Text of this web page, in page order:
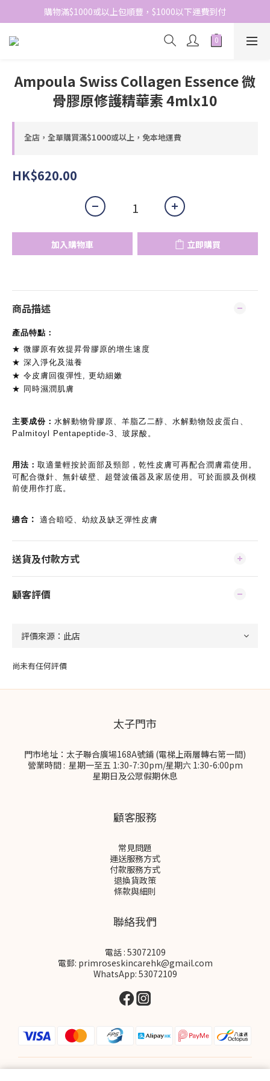
網站免費登記會員，會員優惠價於結帳時自動扣減
購物滿$1000或以上包順豐，$1000以下運費到付
網站免費登記會員，會員優惠價於結帳時自動扣減
Ampoula Swiss Collagen Essence 微
骨膠原修護精華素 4mlx10
全店，全單購買滿$1000或以上，免本地運費
HK$620.00
加入購物車 立即購買
商品描述
產品特點：
★ 微膠原有效提昇骨膠原的增生速度
★ 深入淨化及滋養
★ 令皮膚回復彈性, 更幼細嫩
★ 同時濕潤肌膚
主要成份： 水解動物骨膠原、羊脂乙二醇、水解動物殼皮蛋白、
Palmitoyl Pentapeptide-3、玻尿酸。
用法： 取適量輕按於面部及頸部，乾性皮膚可再配合潤膚霜使用。
可配合微針、無針破壁、超聲波儀器及家居使用。可於面膜及倒模
前使用作打底。
適合： 適合暗啞、幼紋及缺乏彈性皮膚
送貨及付款方式
顧客評價
尚未有任何評價
太子門市
門市地址：太子聯合廣場168A號鋪 (電梯上兩層轉右第一間)
營業時間 : 星期一至五 1:30-7:30pm/星期六 1:30-6:00pm
星期日及公眾假期休息
顧客服務
常見問題
運送服務方式
付款服務方式
退換貨政策
條款與細則
聯絡我們
電話 : 53072109
電郵: primroseskincarehk@gmail.com
WhatsApp: 53072109